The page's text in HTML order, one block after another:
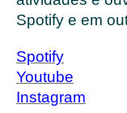
Spotify e em
Spotify
Youtube
Instagram